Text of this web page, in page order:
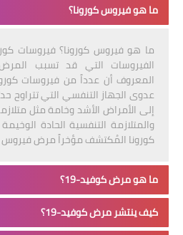
ما هو فيروس كورونا؟
ما هو فيروس كورونا؟ فيروسات
الفيروسات التي قد تسبب
المعروف أن عدداً من فيروسات
عدوى الجهاز التنفسي التي تتراوح
إلى الأمراض الأشد وخامة مثل
والمتلازمة التنفسية الحادة
كورونا المُكتشف مؤخراً مرض فيروس
ما هو مرض كوفيد-19؟
كيف ينتشر مرض كوفيد-19؟